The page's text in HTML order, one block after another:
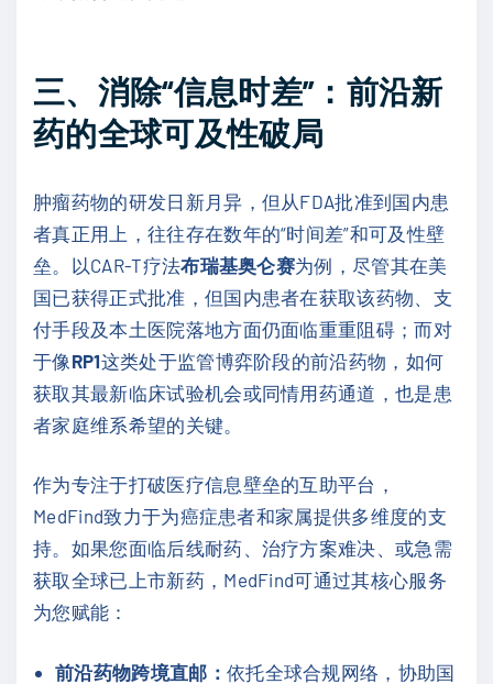
三、消除“信息时差”：前沿新
药的全球可及性破局
肿瘤药物的研发日新月异，但从FDA批准到国内患
者真正用上，往往存在数年的“时间差”和可及性壁
垒。以CAR-T疗法布瑞基奥仑赛为例，尽管其在美
国已获得正式批准，但国内患者在获取该药物、支
付手段及本土医院落地方面仍面临重重阻碍；而对
于像 RP1这类处于监管博弈阶段的前沿药物，如何
获取其最新临床试验机会或同情用药通道，也是患
者家庭维系希望的关键。
作为专注于打破医疗信息壁垒的互助平台，
MedFind致力于为癌症患者和家属提供多维度的支
持。如果您面临后线耐药、治疗方案难决、或急需
获取全球已上市新药，MedFind可通过其核心服务
为您赋能：
前沿药物跨境直邮： 依托全球合规网络，协助国